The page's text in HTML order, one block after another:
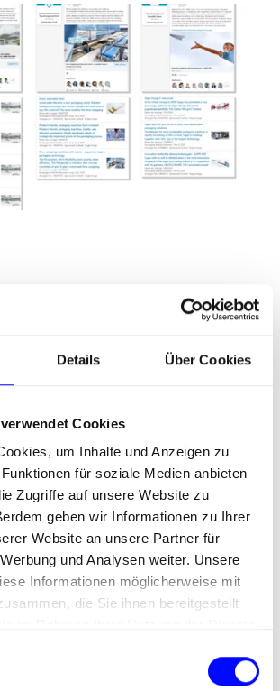
Details Über Cookies
Cookies
um Inhalte und Anzeigen zu
für soziale Medien anbieten
Zugriffe auf unsere Website zu
geben wir Informationen zu Ihrer
Website an unsere Partner für
und Analysen weiter. Unsere
Informationen möglicherweise mit
die Sie ihnen bereitgestellt
Planung
Projekten für unsere Kunden
große Expertise bei der
Umsetzung von LinkedIn-
zeigt die Erfahrung, dass wir
Briefings für die technische
Koordination für eine mittelgroße
etwa zwei Tage Vorbereitung
welche Motive, welches
Ansprache am besten zum